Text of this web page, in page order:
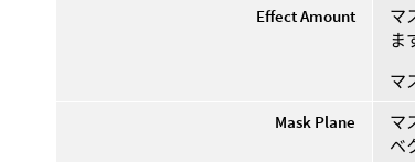
Effect Amount
マ
ま
マ
Mask Plane
マ
ベ